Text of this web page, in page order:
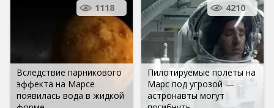
Вследствие парникового
эффекта на Марсе
появилась вода в жидкой
1118
Пилотируемые полеты на
Марс под угрозой —
астронавты могут
4210